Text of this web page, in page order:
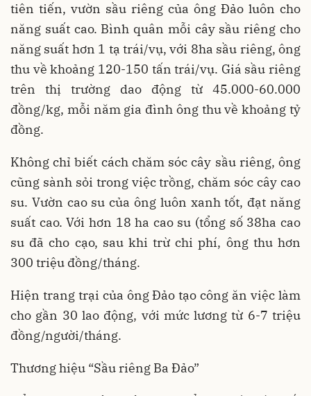
tiên tiến, vườn sầu riêng của ông Đảo luôn cho
năng suất cao. Bình quân mỗi cây sầu riêng cho
năng suất hơn 1 tạ trái/vụ, với 8ha sầu riêng, ông
thu về khoảng 120-150 tấn trái/vụ. Giá sầu riêng
trên thị trường dao động từ 45.000-60.000
đồng/kg, mỗi năm gia đình ông thu về khoảng tỷ
đồng.
Không chỉ biết cách chăm sóc cây sầu riêng, ông
cũng sành sỏi trong việc trồng, chăm sóc cây cao
su. Vườn cao su của ông luôn xanh tốt, đạt năng
suất cao. Với hơn 18 ha cao su (tổng số 38ha cao
su đã cho cạo, sau khi trừ chi phí, ông thu hơn
300 triệu đồng/tháng.
Hiện trang trại của ông Đảo tạo công ăn việc làm
cho gần 30 lao động, với mức lương từ 6-7 triệu
đồng/người/tháng.
Thương hiệu “Sầu riêng Ba Đảo”